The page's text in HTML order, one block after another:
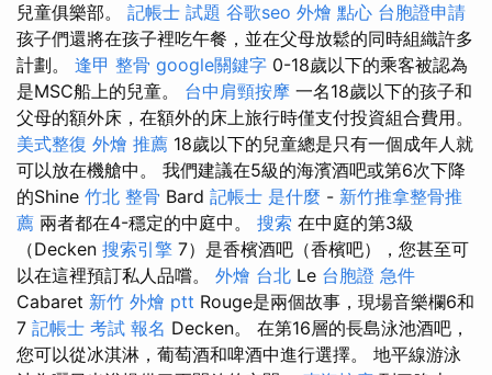
兒童俱樂部。 記帳士 試題 谷歌seo 外燴 點心 台胞證申請
孩子們還將在孩子裡吃午餐，並在父母放鬆的同時組織許多
計劃。 逢甲 整骨 google關鍵字 0-18歲以下的乘客被認為
是MSC船上的兒童。 台中肩頸按摩 一名18歲以下的孩子和
父母的額外床，在額外的床上旅行時僅支付投資組合費用。
美式整復 外燴 推薦 18歲以下的兒童總是只有一個成年人就
可以放在機艙中。 我們建議在5級的海濱酒吧或第6次下降
的Shine 竹北 整骨 Bard 記帳士 是什麼 - 新竹推拿整骨推
薦 兩者都在4-穩定的中庭中。 搜索 在中庭的第3級
（Decken 搜索引擎 7）是香檳酒吧（香檳吧），您甚至可
以在這裡預訂私人品嚐。 外燴 台北 Le 台胞證 急件
Cabaret 新竹 外燴 ptt Rouge是兩個故事，現場音樂欄6和
7 記帳士 考試 報名 Decken。 在第16層的長島泳池酒吧，
您可以從冰淇淋，葡萄酒和啤酒中進行選擇。 地平線游泳